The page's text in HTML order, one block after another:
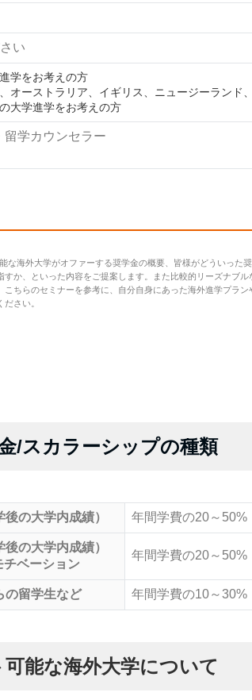
い
学をお考えの方
オーストラリア、イギリス、ニュージーランド、
大学進学をお考えの方
学カウンセラー
な海外大学がオファーする奨学金の概要、皆様がどういった
すか、といった内容をご提案します。また比較的リーズナブル
こちらのセミナーを参考に、自分自身にあった海外進学プラン
さい。
/スカラーシップの種類
の大学内成績） 年間学費の20～50%
の大学内成績）
チベーション
年間学費の20～50%
留学生など 年間学費の10～30%
能な海外大学について